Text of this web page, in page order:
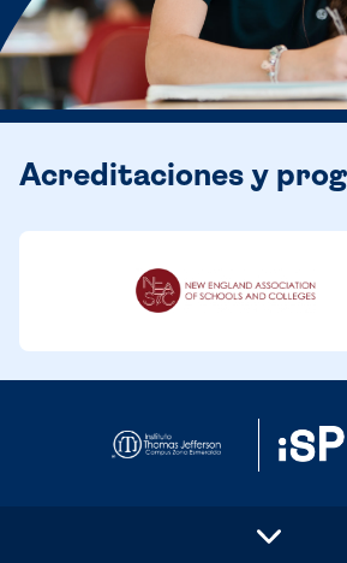
Acreditaciones y